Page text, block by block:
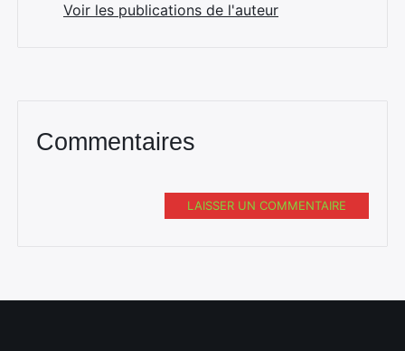
Voir les publications de l'auteur
Commentaires
LAISSER UN COMMENTAIRE